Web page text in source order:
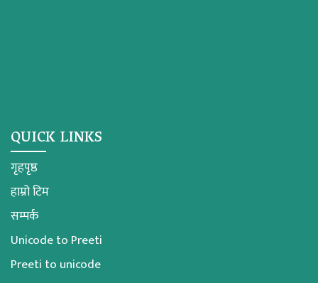
QUICK LINKS
गृहपृष्ठ
हाम्रो टिम
सम्पर्क
Unicode to Preeti
Preeti to unicode